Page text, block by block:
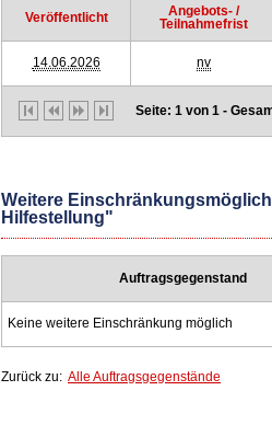
Veröffentlicht
Angebots- /
Teilnahmefrist
14.06.2026 nv
Seite: 1 von 1 -
Weitere
Hilfestellung"
Auftragsgegenstand
Keine weitere Einschränkung möglich
Zurück zu: Alle Auftragsgegenstände